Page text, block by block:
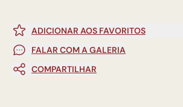
ADICIONAR AOS FAVORITOS
FALAR COM A GALERIA
COMPARTILHAR